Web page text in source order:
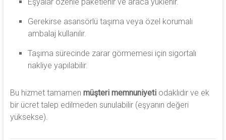
Gerekirse asansörlü taşıma veya özel korumalı
ambalaj kullanılır.
Taşıma sürecinde zarar görmemesi için sigortalı
nakliye yapılabilir.
Bu hizmet tamamen müşteri memnuniyetiodaklıdır ve ek
bir ücret talep edilmeden sunulabilir (eşyanın değeri
yüksekse).